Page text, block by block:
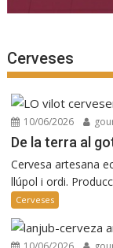
Cerveses
10/06/2026
De la terra al
Cervesa artesana
llúpol i ordi.
Cerveses